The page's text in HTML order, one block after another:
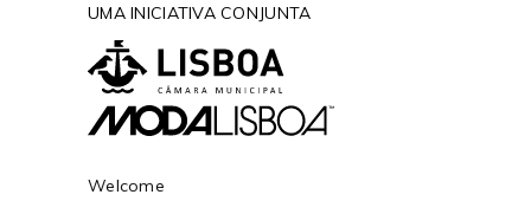
UMA INICIATIVA CONJUNTA
Welcome